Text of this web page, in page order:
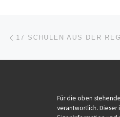
Für die oben
verantwortlich.